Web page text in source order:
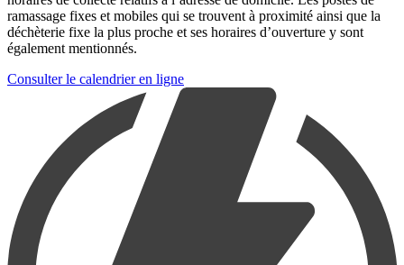
ramassage fixes et mobiles qui se trouvent à proximité ainsi que la
déchèterie fixe la plus proche et ses horaires d’ouverture y sont
également mentionnés.
Consulter le calendrier en ligne